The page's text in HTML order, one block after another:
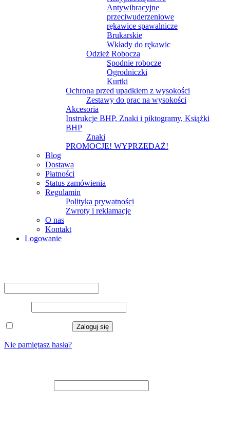
Antywibracyjne
przeciwuderzeniowe
rękawice spawalnicze
Brukarskie
Wkłady do rękawic
Odzież Robocza
Spodnie robocze
Ogrodniczki
Kurtki
Ochrona przed upadkiem z wysokości
Zestawy do prac na wysokości
Akcesoria
Instrukcje BHP, Znaki i piktogramy, Książki
BHP
Znaki
PROMOCJE! WYPRZEDAŻ!
Blog
Dostawa
Płatności
Status zamówienia
Regulamin
Polityka prywatności
Zwroty i reklamacje
O nas
Kontakt
Logowanie
Zaloguj się
Nie pamiętasz hasła?